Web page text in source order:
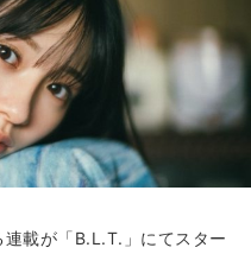
載が「B.L.T.」にてスター